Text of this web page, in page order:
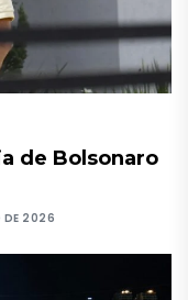
de Bolsonaro
DE 2026